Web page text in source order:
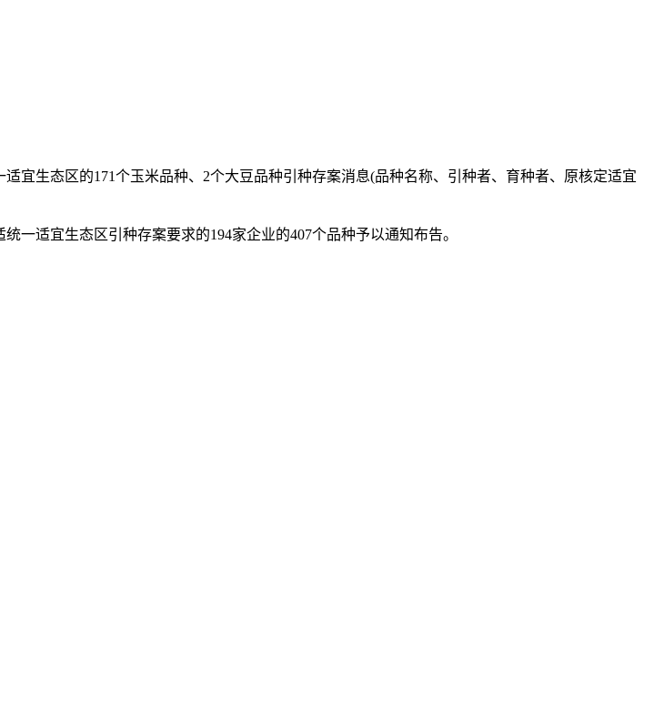
生态区的171个玉米品种、2个大豆品种引种存案消息(品种名称、引种者、育种者、原核定适宜
适宜生态区引种存案要求的194家企业的407个品种予以通知布告。